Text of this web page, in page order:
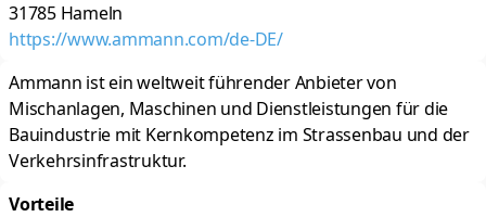
31785 Hameln
https://www.ammann.com/de-DE/
Ammann ist ein weltweit führender Anbieter von
Mischanlagen, Maschinen und Dienstleistungen für die
Bauindustrie mit Kernkompetenz im Strassenbau und der
Verkehrsinfrastruktur.
Vorteile